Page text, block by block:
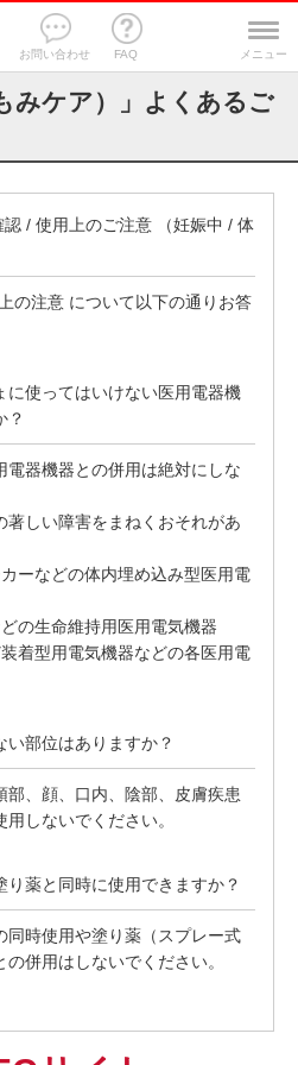
お問い合わせ FAQ メニュー
みケア）」よくあるご
認 / 使用上のご注意 （妊娠中 / 体
の注意 について以下の通りお答
に使ってはいけない医用電器機
？
電器機器との併用は絶対にしな
著しい障害をまねくおそれがあ
ーなどの体内埋め込み型医用電
の生命維持用医用電気機器
着型用電気機器などの各医用電
い部位はありますか？
部、顔、口内、陰部、皮膚疾患
しないでください。
り薬と同時に使用できますか？
同時使用や塗り薬（スプレー式
の併用はしないでください。